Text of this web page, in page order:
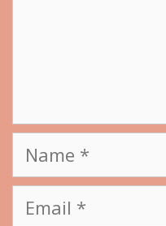
Name
Email